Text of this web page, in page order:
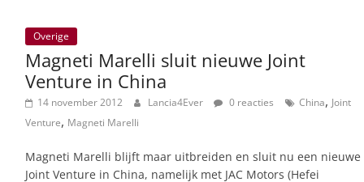
Overige
Magneti Marelli sluit nieuwe Joint
Venture in China
14 november 2012 Lancia4Ever 0 reacties China, Joint
Venture, Magneti Marelli
Magneti Marelli blijft maar uitbreiden en sluit nu een nieuwe
Joint Venture in China, namelijk met JAC Motors (Hefei